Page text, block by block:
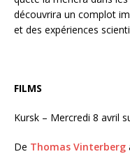
découvrira un complot
et des expériences
FILMS
Kursk – Mercredi 8 avril
De Thomas Vinterberg